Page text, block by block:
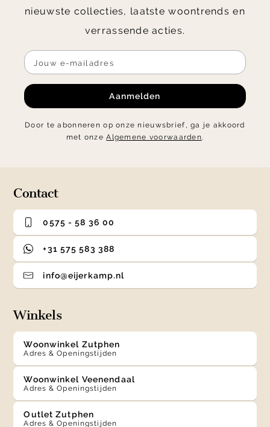
nieuwste collecties, laatste woontrends en
verrassende acties.
Aanmelden
Door te abonneren op onze nieuwsbrief, ga je akkoord
met onzeAlgemene voorwaarden.
Contact
0575 - 58 36 00
+31 575 583 388
info@eijerkamp.nl
Winkels
Woonwinkel Zutphen
Adres & Openingstijden
Woonwinkel Veenendaal
Adres & Openingstijden
Outlet Zutphen
Adres & Openingstijden